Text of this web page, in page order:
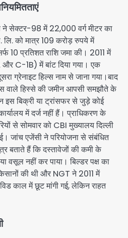
ने सेक्टर-98 में 22,000 वर्ग मीटर का
को मात्र 109 करोड़ रुपये में
10 प्रतिशत राशि जमा की। 2011 में
और C-1B) में बांट दिया गया। एक
ग्रेनाइट हिल्स नाम से जाना गया।बाद
वाले हिस्से की जमीन आपसी समझौते के
इस बिक्री या ट्रांसफर से जुड़े कोई
में दर्ज नहीं हैं। प्राधिकरण के
से सोमवार को CBI मुख्यालय दिल्ली
जांच एजेंसी ने परियोजना से संबंधित
बताते हैं कि दस्तावेजों की कमी के
वसूल नहीं कर पाया। बिल्डर पक्ष का
की थी और NGT ने 2011 में
काल में छूट मांगी गई, लेकिन राहत